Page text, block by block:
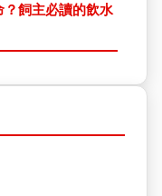
飼主必讀的飲水